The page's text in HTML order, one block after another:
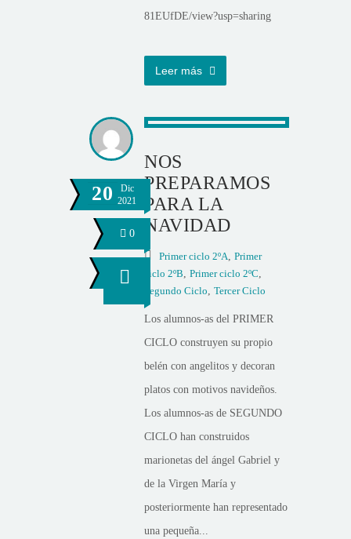
81EUfDE/view?usp=sharing
Leer más
20
Dic
2021
0
NOS
PREPARAMOS
PARA LA
NAVIDAD
Primer ciclo 2ºA, Primer
ciclo 2ºB, Primer ciclo 2ºC,
Segundo Ciclo, Tercer Ciclo
Los alumnos-as del PRIMER
CICLO construyen su propio
belén con angelitos y decoran
platos con motivos navideños.
Los alumnos-as de SEGUNDO
CICLO han construidos
marionetas del ángel Gabriel y
de la Virgen María y
posteriormente han representado
una pequeña...